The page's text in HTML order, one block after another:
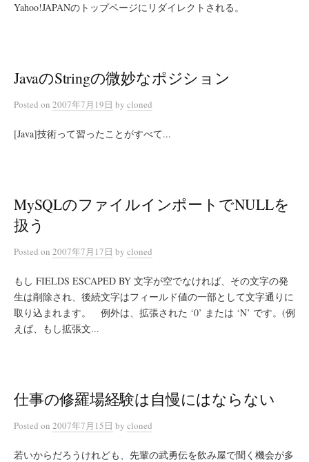
Yahoo!JAPANのトップページにリダイレクトされる。
JavaのStringの微妙なポジション
Posted on 2007年7月19日 by cloned
[Java]技術って習ったことがすべて...
MySQLのファイルインポートでNULLを
扱う
Posted on 2007年7月17日 by cloned
もし FIELDS ESCAPED BY 文字が空でなければ、その文字の発
生は削除され、後続文字はフィールド値の一部として文字通りに
取り込まれます。 例外は、拡張された ‘0’ または ‘N’ です。(例
えば、もし拡張文...
仕事の修羅場経験は自慢にはならない
Posted on 2007年7月15日 by cloned
若いからだろうけれども、先輩の武勇伝を飲み屋で聞く機会が多